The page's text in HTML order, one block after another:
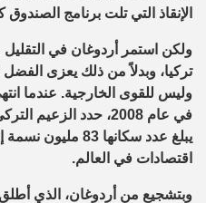
الإنقاذ التي تلت برنامج الصندوق
ولكن استمر أردوغان في التقليل
تركيا، وبدلاً من ذلك يعزى الفضل
وليس للقوى الخارجية. عندما
في عام 2008، حدد
يبلغ عدد سكانها 83 مليون نسمة إلى
اقتصادات في العالم.
وبتشجيع من أردوغان، ا لذي